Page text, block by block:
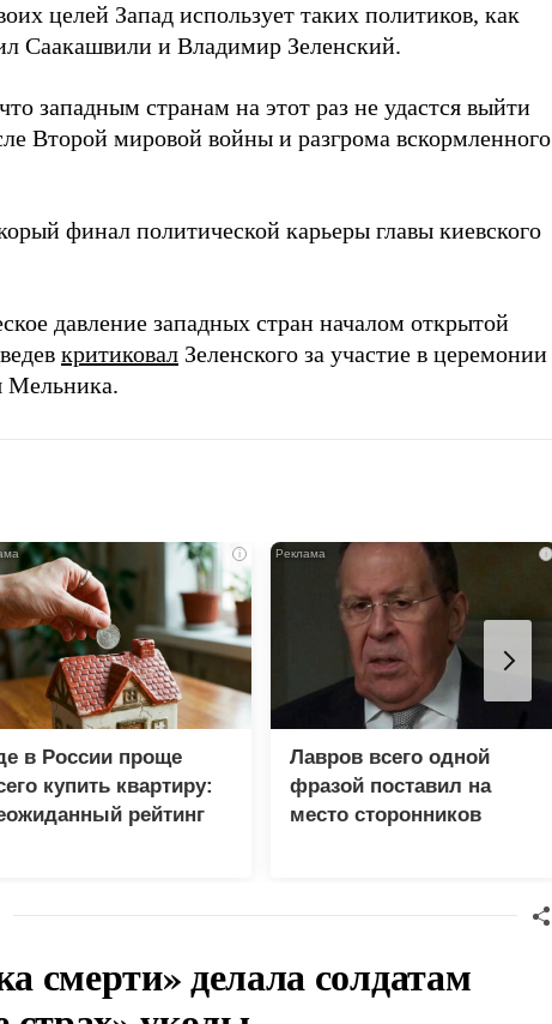
целей Запад использует таких политиков, как
Саакашвили и Владимир Зеленский.
западным странам на этот раз не удастся выйти
Второй мировой войны и разгрома вскормленного
финал политической карьеры главы киевского
давление западных стран началом открытой
критиковал Зеленского за участие в церемонии
Мельника.
i
в России проще
купить квартиру:
рейтинг
i
Лавров всего одной
фразой поставил на
место сторонников
смерти» делала солдатам